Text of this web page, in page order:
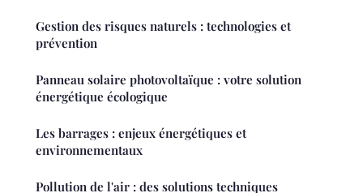
Gestion des risques naturels : technologies et
prévention
Panneau solaire photovoltaïque : votre solution
énergétique écologique
Les barrages : enjeux énergétiques et
environnementaux
Pollution de l'air : des solutions techniques